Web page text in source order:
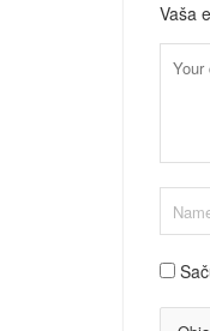
Vaša